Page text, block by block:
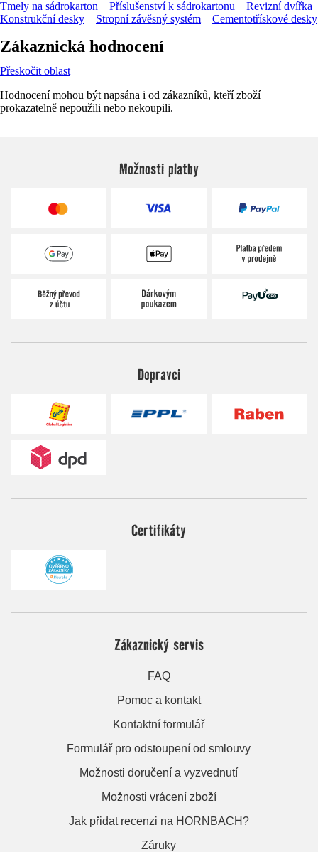
Tmely na sádrokarton Příslušenství k sádrokartonu
Revizní dvířka
Konstrukční desky
Stropní závěsný systém Cementotřískové desky
Zákaznická hodnocení
Přeskočit oblast
Hodnocení mohou být napsána i od zákazníků, kteří zboží
prokazatelně nepoužili nebo nekoupili.
Možnosti platby
Dopravci
Certifikáty
Zákaznický servis
FAQ
Pomoc a kontakt
Kontaktní formulář
Formulář pro odstoupení od smlouvy
Možnosti doručení a vyzvednutí
Možnosti vrácení zboží
Jak přidat recenzi na HORNBACH?
Záruky